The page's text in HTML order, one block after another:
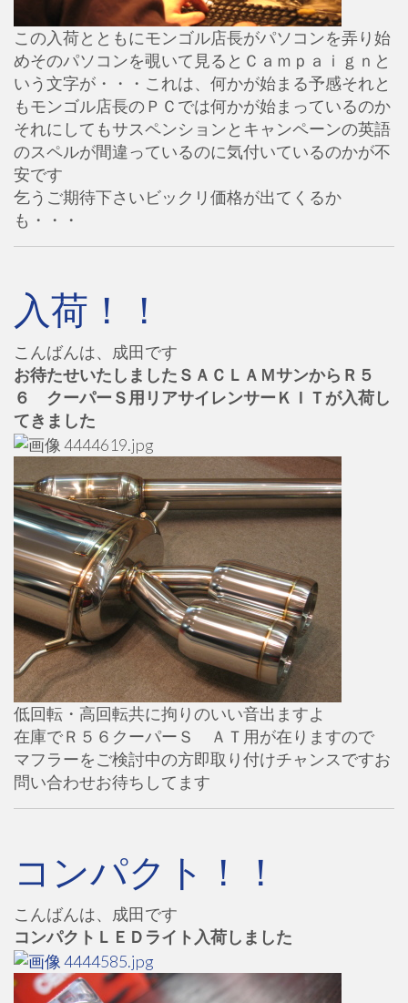
この入荷とともにモンゴル店長がパソコンを弄り始
めそのパソコンを覗いて見るとＣａｍｐａｉｇｎと
いう文字が・・・これは、何かが始まる予感それと
もモンゴル店長のＰＣでは何かが始まっているのか
それにしてもサスペンションとキャンペーンの英語
のスペルが間違っているのに気付いているのかが不
安です
乞うご期待下さいビックリ価格が出てくるか
も・・・
入荷！！
こんばんは、成田です
お待たせいたしましたＳＡＣＬＡＭサンからＲ５
６ クーパーＳ用リアサイレンサーＫＩＴが入荷し
てきました
低回転・高回転共に拘りのいい音出ますよ
在庫でＲ５６クーパーＳ ＡＴ用が在りますので
マフラーをご検討中の方即取り付けチャンスですお
問い合わせお待ちしてます
コンパクト！！
こんばんは、成田です
コンパクトＬＥＤライト入荷しました